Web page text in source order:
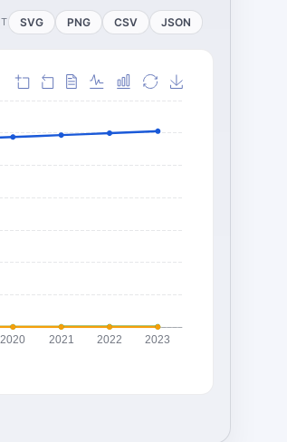
SVG PNG CSV JSON
2020 2021 2022 2023